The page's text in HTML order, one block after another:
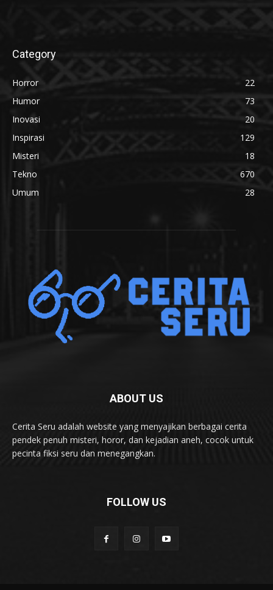
Category
Horror
22
Humor
73
Inovasi
20
Inspirasi
129
Misteri
18
Tekno
670
Umum
28
ABOUT US
Cerita Seru adalah website yang menyajikan berbagai cerita
pendek penuh misteri, horor, dan kejadian aneh, cocok untuk
pecinta fiksi seru dan menegangkan.
FOLLOW US